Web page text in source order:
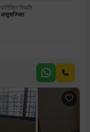
फर्निशिंग स्थिति
असुसज्जित